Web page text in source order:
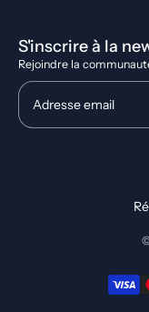
S'inscrire à la
Rejoindre la
Adresse email